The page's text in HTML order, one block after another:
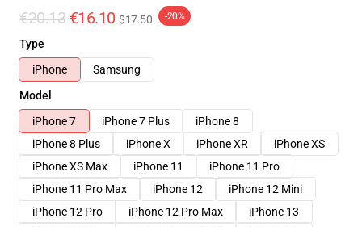
€20.13 €16.10 $17.50 -20%
Type
iPhone
Samsung
Model
iPhone 7
iPhone 7 Plus
iPhone 8
iPhone 8 Plus
iPhone X iPhone XR
iPhone XS
iPhone XS Max
iPhone 11
iPhone 11 Pro
iPhone 11 Pro Max
iPhone 12
iPhone 12 Mini
iPhone 12 Pro
iPhone 12 Pro Max
iPhone 13